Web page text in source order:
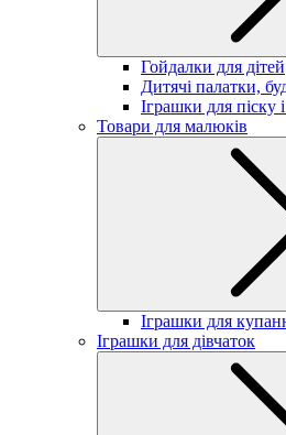
Гойдалки для дітей
Дитячі палатки,
Іграшки для піску
Товари для малюків
Іграшки для
Іграшки для дівчаток